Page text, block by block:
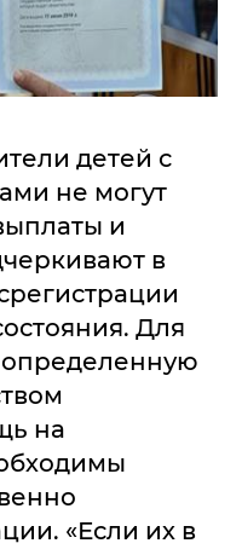
детей с
не могут
и
в
Для
определенную
на
«Если их в